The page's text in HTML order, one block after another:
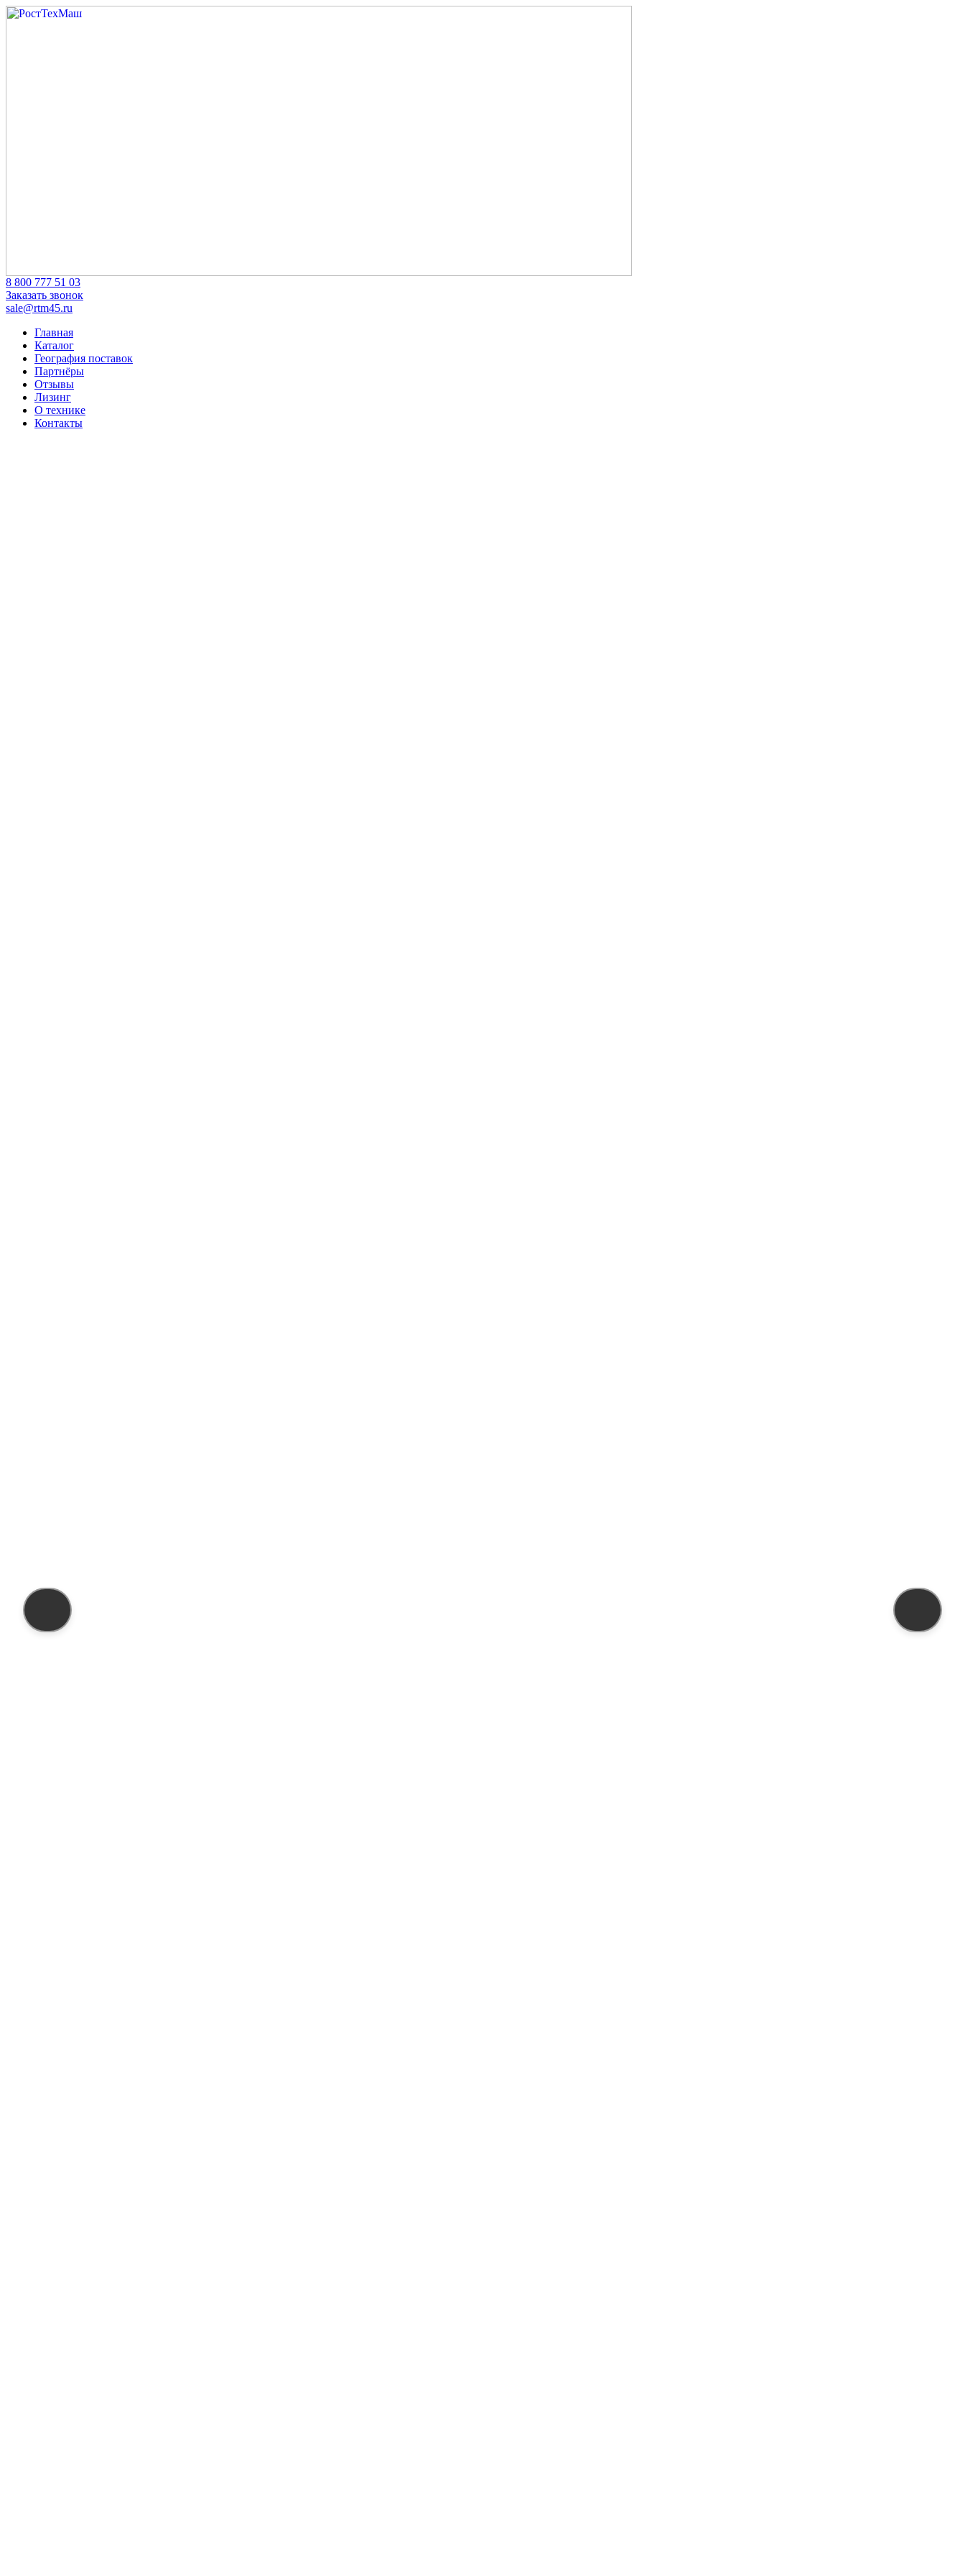
Skip
‎8 800 777 51 03
Заказать звонок
sale@rtm45.ru
Главная
Каталог
География поставок
Партнёры
Отзывы
Лизинг
О технике
Контакты